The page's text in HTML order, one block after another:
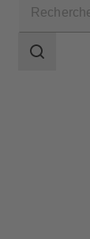
Champ